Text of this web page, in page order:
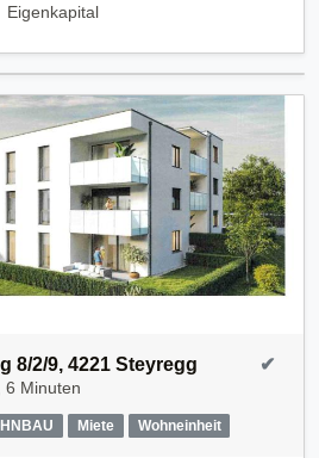
Eigenkapital
8/2/9, 4221 Steyregg
6 Minuten
Miete Wohneinheit
✔